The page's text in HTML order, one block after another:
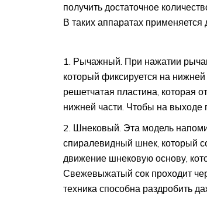
получить достаточное
В таких аппаратах
Рычажный. При нажатии
который фиксируется на
решетчатая пластина, которая
нижней части. Чтобы на выходе
Шнековый. Эта модель
спиралевидный шнек, который
движение шнековую основу,
Свежевыжатый сок проходит
техника способна раздробить